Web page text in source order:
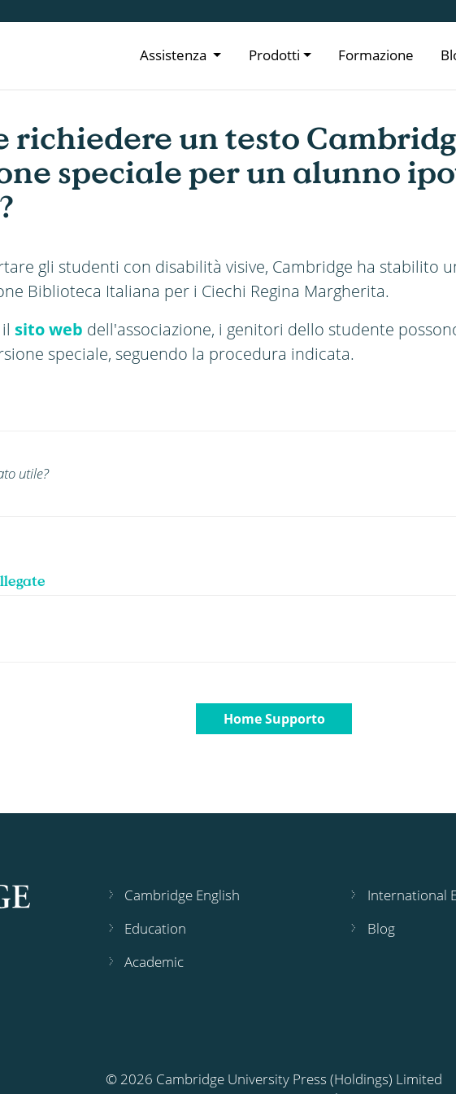
Assistenza Prodotti Formazione
richiedere un testo
speciale per un alunno
gli studenti con disabilità visive, Cambridge ha stabilito
Biblioteca Italiana per i Ciechi Regina Margherita.
sito web dell'associazione, i genitori dello studente
speciale, seguendo la procedura indicata.
utile?
Home Supporto
Cambridge English
Education
Academic
International
Blog
© 2026 Cambridge University Press (Holdings) Limited